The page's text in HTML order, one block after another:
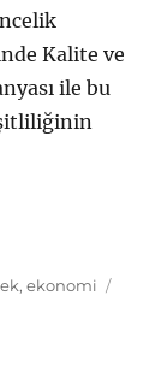
Kalite ve
ile bu
,ekonomi